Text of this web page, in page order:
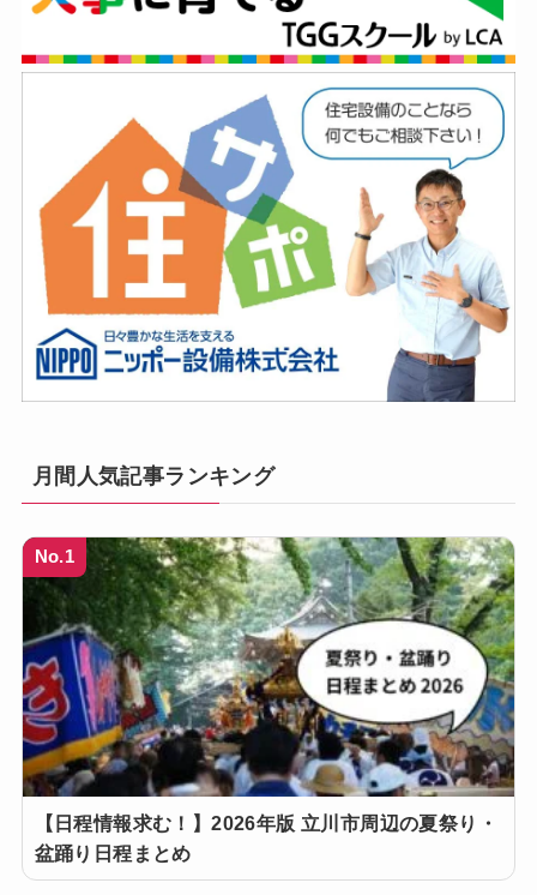
月間人気記事ランキング
No.1
【日程情報求む！】2026年版 立川市周辺の夏祭り・
盆踊り日程まとめ